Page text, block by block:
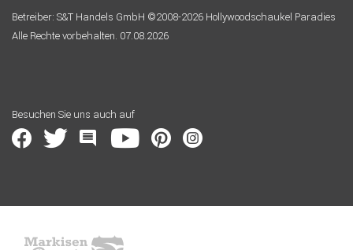
Betreiber: S&T Handels GmbH ©2008-2026 Hollywoodschaukel Paradies
Alle Rechte vorbehalten. 07.08.2026
Besuchen Sie uns auch auf